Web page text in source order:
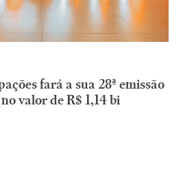
fará a sua 28ª emissão
valor de R$ 1,14 bi